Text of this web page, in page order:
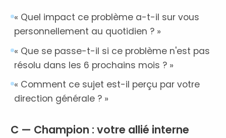
« Quel impact ce problème a-t-il sur vous
personnellement au quotidien ? »
« Que se passe-t-il si ce problème n'est pas
résolu dans les 6 prochains mois ? »
« Comment ce sujet est-il perçu par votre
direction générale ? »
C — Champion : votre allié interne